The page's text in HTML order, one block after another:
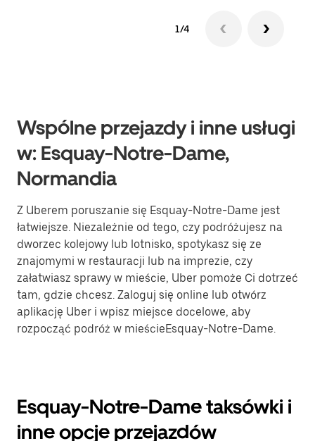
1/4
Wspólne przejazdy i inne usługi
w: Esquay-Notre-Dame,
Normandia
Z Uberem poruszanie się Esquay-Notre-Dame jest
łatwiejsze. Niezależnie od tego, czy podróżujesz na
dworzec kolejowy lub lotnisko, spotykasz się ze
znajomymi w restauracji lub na imprezie, czy
załatwiasz sprawy w mieście, Uber pomoże Ci dotrzeć
tam, gdzie chcesz. Zaloguj się online lub otwórz
aplikację Uber i wpisz miejsce docelowe, aby
rozpocząć podróż w mieścieEsquay-Notre-Dame.
Esquay-Notre-Dame taksówki i
inne opcje przejazdów